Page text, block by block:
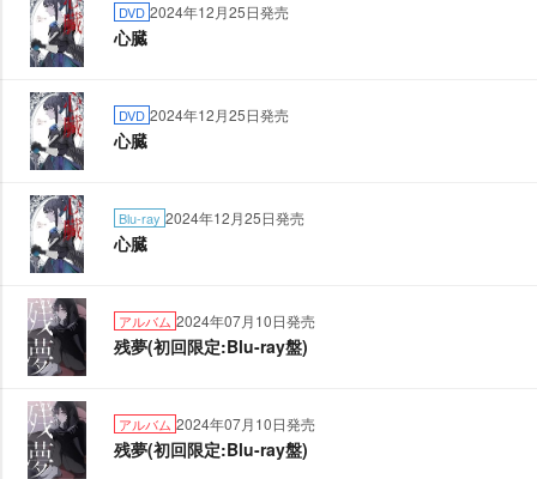
DVD 2024年12月25日発売
心臓
DVD 2024年12月25日発売
心臓
Blu-ray 2024年12月25日発売
心臓
アルバム 2024年07月10日発売
残夢(初回限定:Blu-ray盤)
アルバム 2024年07月10日発売
残夢(初回限定:Blu-ray盤)